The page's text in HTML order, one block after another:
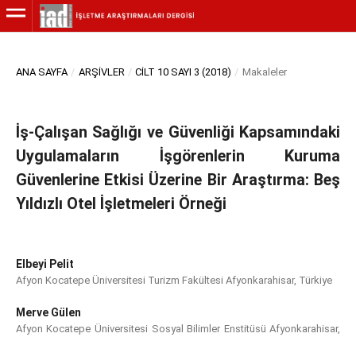
ANA SAYFA / ARŞIVLER / CILT 10 SAYI 3 (2018) / Makaleler
İş-Çalışan Sağlığı ve Güvenliği Kapsamındaki
Uygulamaların İşgörenlerin Kuruma
Güvenlerine Etkisi Üzerine Bir Araştırma: Beş
Yıldızlı Otel İşletmeleri Örneği
Elbeyi Pelit
Afyon Kocatepe Üniversitesi Turizm Fakültesi Afyonkarahisar, Türkiye
Merve Gülen
Afyon Kocatepe Üniversitesi Sosyal Bilimler Enstitüsü Afyonkarahisar,